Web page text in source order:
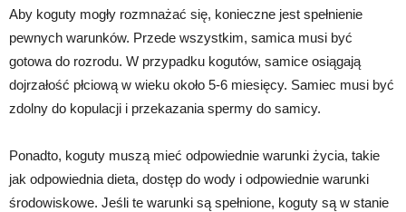
Aby koguty mogły rozmnażać się, konieczne jest spełnienie
pewnych warunków. Przede wszystkim, samica musi być
gotowa do rozrodu. W przypadku kogutów, samice osiągają
dojrzałość płciową w wieku około 5-6 miesięcy. Samiec musi być
zdolny do kopulacji i przekazania spermy do samicy.
Ponadto, koguty muszą mieć odpowiednie warunki życia, takie
jak odpowiednia dieta, dostęp do wody i odpowiednie warunki
środowiskowe. Jeśli te warunki są spełnione, koguty są w stanie